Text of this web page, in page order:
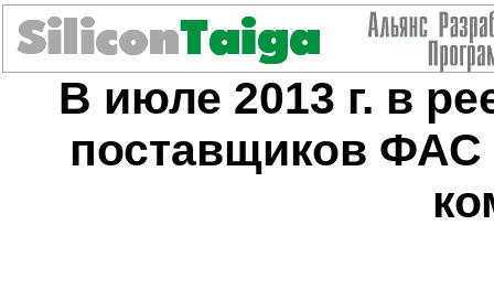
В июле 2013 г. в
поставщиков